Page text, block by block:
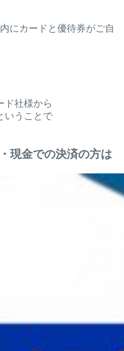
にカードと優待券がご自
ド社様から
いうことで
現金での決済の方は